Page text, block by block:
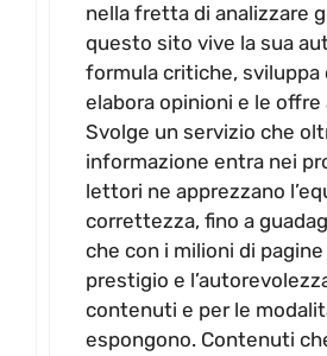
nella fretta di analizzare
questo sito vive la sua
formula critiche, sviluppa
elabora opinioni e le
Svolge un servizio che
informazione entra nei
lettori ne apprezzano
correttezza, fino a
che con i milioni di
prestigio e
contenuti e per le
espongono. Contenuti